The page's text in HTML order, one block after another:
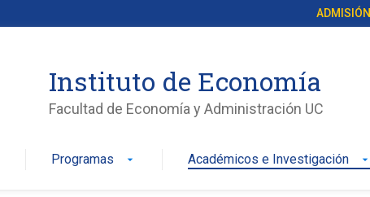
ADMISIÓN
Instituto de Economía
Facultad de Economía y Administración UC
Programas arrow_drop_down Académicos e Investigación arrow_drop_down